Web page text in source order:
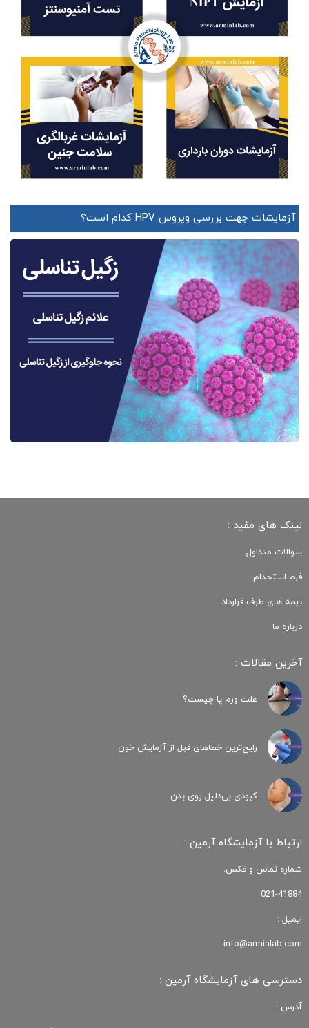
آزمایشات جهت بررسی ویروس HPV کدام است؟
لینک های مفید :
سوالات متداول
فرم استخدام
بیمه های طرف قرارداد
درباره ما
آخرین مقالات :
علت ورم پا چیست؟
رایج‌ترین خطاهای قبل از آزمایش خون
کبودی‌ بی‌دلیل روی بدن
ارتباط با آزمایشگاه آرمین :
شماره تماس و فکس:
021-41884
ایمیل :
info@arminlab.com
دسترسی های آزمایشگاه آرمین :
آدرس :